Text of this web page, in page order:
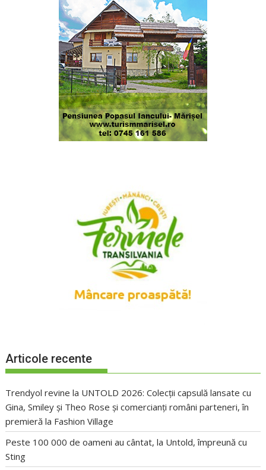
Articole recente
Trendyol revine la UNTOLD 2026: Colecții capsulă lansate cu
Gina, Smiley și Theo Rose și comercianți români parteneri, în
premieră la Fashion Village
Peste 100 000 de oameni au cântat, la Untold, împreună cu
Sting